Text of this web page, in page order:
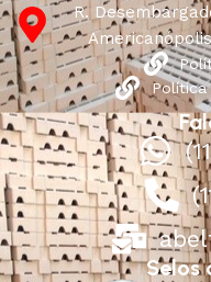
R.
Política
Selos